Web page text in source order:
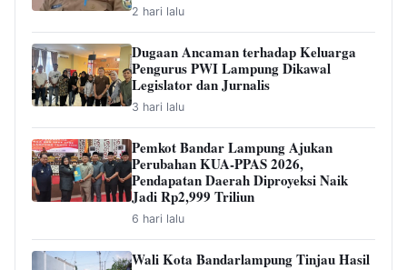
2 hari lalu
Dugaan Ancaman terhadap Keluarga
Pengurus PWI Lampung Dikawal
Legislator dan Jurnalis
3 hari lalu
Pemkot Bandar Lampung Ajukan
Perubahan KUA-PPAS 2026,
Pendapatan Daerah Diproyeksi Naik
Jadi Rp2,999 Triliun
6 hari lalu
Wali Kota Bandarlampung Tinjau Hasil